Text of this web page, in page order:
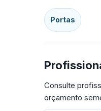
Portas
Consulte
orçamento